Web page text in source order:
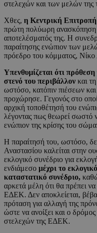
στελεχών και των μελών της
Χθες, η Κεντρική
πρώτη πολύωρη ανασκόπηση
αποτελέσματός της. Η
παραίτησης ενώπιον των
πρόεδρο του κόμματος, Νίκο
Υπενθυμίζεται ότι
στενό του περιβάλλον και
ωστόσο, κατόπιν πιέσεων
προχώρησε. Γεγονός στο
αρχική τοποθέτησή του
λέγοντας πως θεωρεί σωστό
ενώπιον της κρίσης του
Η παραίτησή του, ωστόσο,
Αναστασίου καλείται στην
εκλογικό συνέδριο για
ενδιάμεσο μέχρι το
καταστατικό συνέδριο,
αρκετά μέλη ότι θα πρέπει
ΕΔΕΚ. Δεν αποκλείεται,
πρόταση για αλλαγή της
ώστε να ανοίξει και ο
στελεχών της ΕΔΕΚ.